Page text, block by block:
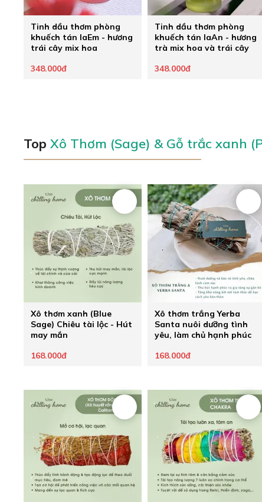
Tinh dầu thơm phòng
khuếch tán laEm - hương
trái cây mix hoa
348.000đ
Tinh dầu thơm phòng
khuếch tán laAn - hương
trà mix hoa và trái cây
348.000đ
Top Xô Thơm (Sage) & Gỗ trắc xanh
Xô thơm xanh (Blue
Sage) Chiêu tài lộc - Hút
may mắn
168.000đ
Xô thơm trắng Yerba
Santa nuôi dưỡng tình
yêu, làm chủ hạnh phúc
168.000đ